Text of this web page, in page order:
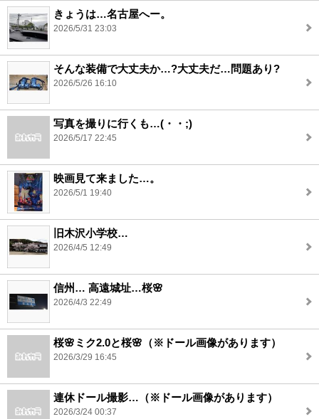
きょうは…名古屋へー。
2026/5/31 23:03
そんな装備で大丈夫か…?大丈夫だ…問題あり?
2026/5/26 16:10
写真を撮りに行くも…(・・;)
2026/5/17 22:45
映画見て来ました…。
2026/5/1 19:40
旧木沢小学校…
2026/4/5 12:49
信州… 高遠城址…桜🌸
2026/4/3 22:49
桜🌸ミク2.0と桜🌸（※ドール画像があります）
2026/3/29 16:45
連休ドール撮影…（※ドール画像があります）
2026/3/24 00:37